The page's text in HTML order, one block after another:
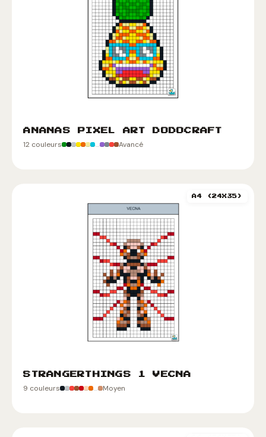
ANANAS PIXEL ART DODOCRAFT
12 couleurs Avancé
A4 (24X35)
STRANGERTHINGS 1 VECNA
9 couleurs Moyen